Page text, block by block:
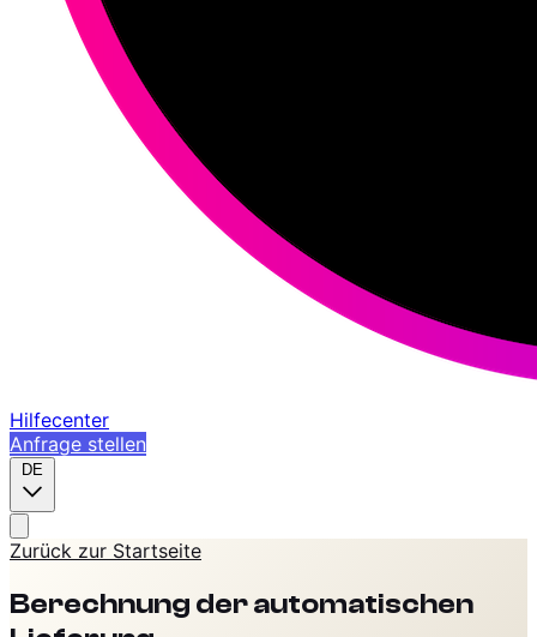
Hilfecenter
Anfrage stellen
DE
Zurück zur Startseite
Berechnung der automatischen